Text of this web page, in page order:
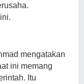
mengatakan
ini memang
Itu